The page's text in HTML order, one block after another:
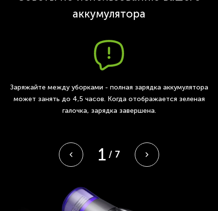
аккумулятора
Заряжайте между уборками - полная зарядка аккумулятора
может занять до 4,5 часов. Когда отображается зеленая
галочка, зарядка завершена.
1 / 7